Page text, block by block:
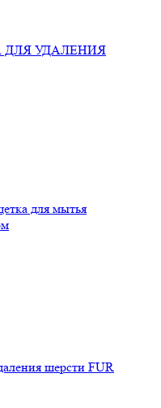
УДАЛЕНИЯ
для мытья
шерсти FUR